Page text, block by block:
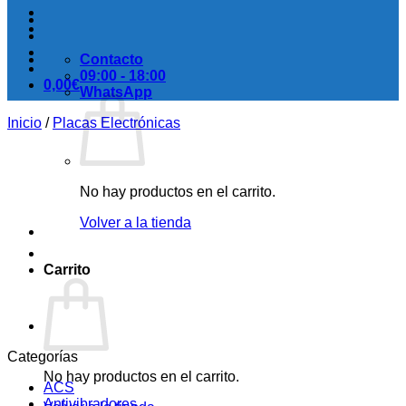
0,00€
No hay productos en el carrito.
Volver a la tienda
Carrito
No hay productos en el carrito.
Contacto
09:00 - 18:00
WhatsApp
Inicio / Placas Electrónicas
Categorías
ACS